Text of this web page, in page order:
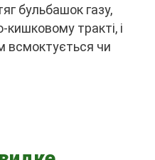
бульбашок газу,
тракті, і
всмоктується чи